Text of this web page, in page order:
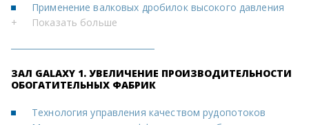
Применение валковых дробилок высокого давления
+
Показать больше
ЗАЛ GALAXY 1. УВЕЛИЧЕНИЕ ПРОИЗВОДИТЕЛЬНОСТИ
ОБОГАТИТЕЛЬНЫХ ФАБРИК
Технология управления качеством рудопотоков